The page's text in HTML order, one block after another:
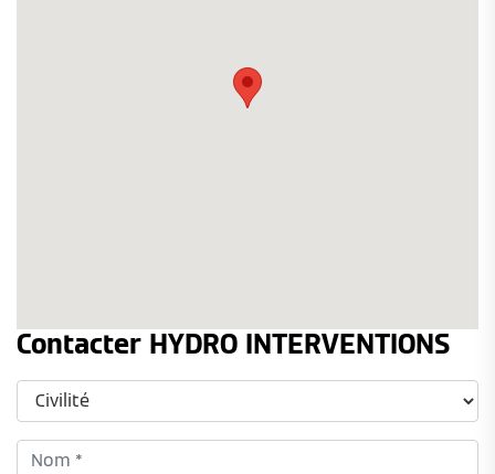
Contacter HYDRO INTERVENTIONS